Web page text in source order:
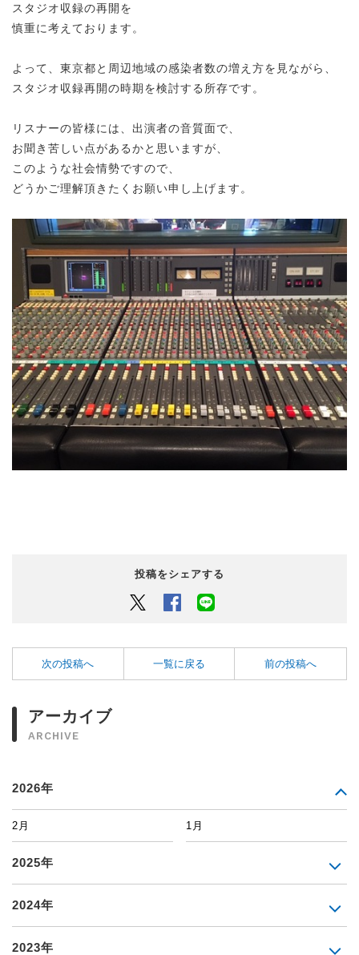
スタジオ収録の再開を
慎重に考えております。
よって、東京都と周辺地域の感染者数の増え方を見ながら、
スタジオ収録再開の時期を検討する所存です。
リスナーの皆様には、出演者の音質面で、
お聞き苦しい点があるかと思いますが、
このような社会情勢ですので、
どうかご理解頂きたくお願い申し上げます。
投稿をシェアする
Twitter Facebook
次の投稿へ 一覧に戻る 前の投稿へ
アーカイブ
ARCHIVE
2026年
2月 1月
2025年
2024年
2023年